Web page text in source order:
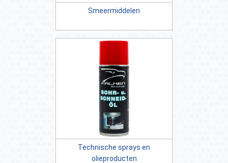
Smeermiddelen
Technische sprays en
olieproducten